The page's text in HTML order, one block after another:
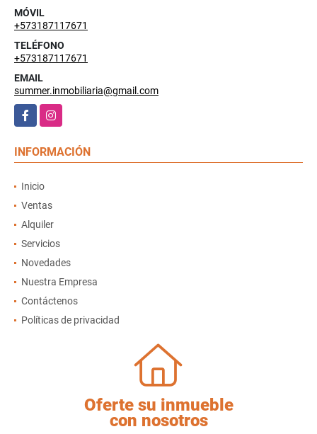
MÓVIL
+573187117671
TELÉFONO
+573187117671
EMAIL
summer.inmobiliaria@gmail.com
FacebookInstagram
INFORMACIÓN
Inicio
Ventas
Alquiler
Servicios
Novedades
Nuestra Empresa
Contáctenos
Políticas de privacidad
Oferte su inmueble
con nosotros